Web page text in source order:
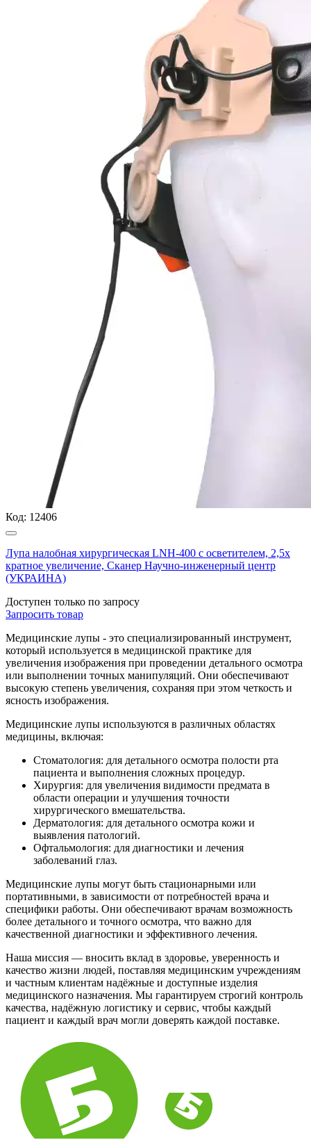
Код: 12406
Лупа налобная хирургическая LNH-400 с осветителем, 2,5х
кратное увеличение, Сканер Научно-инженерный центр
(УКРАИНА)
Доступен только по запросу
Запросить товар
Медицинские лупы - это специализированный инструмент,
который используется в медицинской практике для
увеличения изображения при проведении детального осмотра
или выполнении точных манипуляций. Они обеспечивают
высокую степень увеличения, сохраняя при этом четкость и
ясность изображения.
Медицинские лупы используются в различных областях
медицины, включая:
Стоматология: для детального осмотра полости рта
пациента и выполнения сложных процедур.
Хирургия: для увеличения видимости предмата в
области операции и улучшения точности
хирургического вмешательства.
Дерматология: для детального осмотра кожи и
выявления патологий.
Офтальмология: для диагностики и лечения
заболеваний глаз.
Медицинские лупы могут быть стационарными или
портативными, в зависимости от потребностей врача и
специфики работы. Они обеспечивают врачам возможность
более детального и точного осмотра, что важно для
качественной диагностики и эффективного лечения.
Наша миссия — вносить вклад в здоровье, уверенность и
качество жизни людей, поставляя медицинским учреждениям
и частным клиентам надёжные и доступные изделия
медицинского назначения. Мы гарантируем строгий контроль
качества, надёжную логистику и сервис, чтобы каждый
пациент и каждый врач могли доверять каждой поставке.